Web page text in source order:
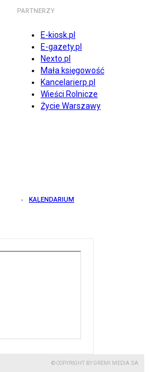
PARTNERZY
E-kiosk.pl
E-gazety.pl
Nexto.pl
Mała księgowość
Kancelarierp.pl
Wieści Rolnicze
Życie Warszawy
KALENDARIUM
© COPYRIGHT BY GREMI MEDIA SA